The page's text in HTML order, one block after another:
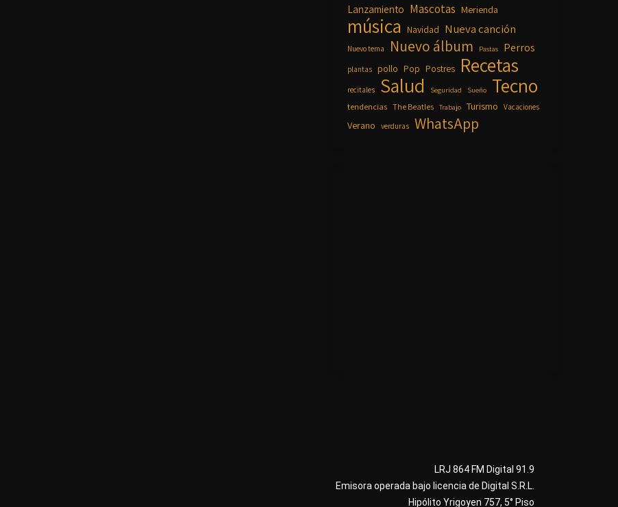
Lanzamiento Mascotas Merienda
música Navidad Nueva canción
Nuevo tema Nuevo álbum Pastas Perros
plantas pollo Pop Postres Recetas
recitales Salud Seguridad Sueño Tecno
tendencias The Beatles Trabajo Turismo Vacaciones
Verano verduras WhatsApp
LRJ 864 FM Digital 91.9
Emisora operada bajo licencia de Digital S.R.L.
Hipólito Yrigoyen 757, 5° Piso